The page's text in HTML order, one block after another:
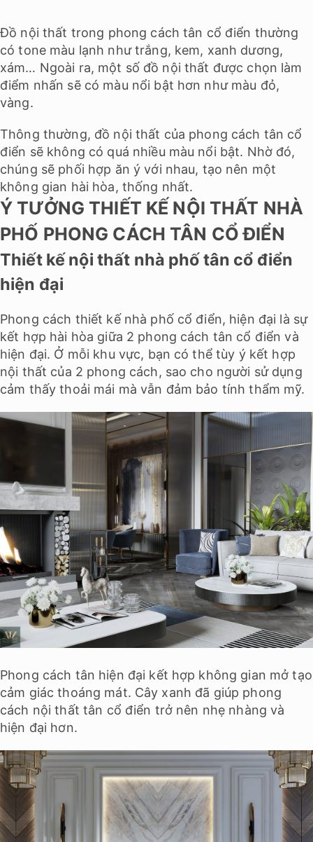
Đồ nội thất trong phong cách tân cổ điển thường
có tone màu lạnh như trắng, kem, xanh dương,
xám… Ngoài ra, một số đồ nội thất được chọn làm
điểm nhấn sẽ có màu nổi bật hơn như màu đỏ,
vàng.
Thông thường, đồ nội thất của phong cách tân cổ
điển sẽ không có quá nhiều màu nổi bật. Nhờ đó,
chúng sẽ phối hợp ăn ý với nhau, tạo nên một
không gian hài hòa, thống nhất.
Ý TƯỞNG THIẾT KẾ NỘI THẤT NHÀ
PHỐ PHONG CÁCH TÂN CỔ ĐIỂN
Thiết kế nội thất nhà phố tân cổ điển
hiện đại
Phong cách thiết kế nhà phố cổ điển, hiện đại là sự
kết hợp hài hòa giữa 2 phong cách tân cổ điển và
hiện đại. Ở mỗi khu vực, bạn có thể tùy ý kết hợp
nội thất của 2 phong cách, sao cho người sử dụng
cảm thấy thoải mái mà vẫn đảm bảo tính thẩm mỹ.
Phong cách tân hiện đại kết hợp không gian mở tạo
cảm giác thoáng mát. Cây xanh đã giúp phong
cách nội thất tân cổ điển trở nên nhẹ nhàng và
hiện đại hơn.